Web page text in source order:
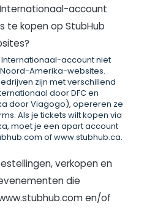
Internationaal-account
te kopen op StubHub
Internationaal-account niet
Amerika-websites.
zijn met verschillend
door DFC en
door Viagogo), opereren ze
Als je tickets wilt kopen via
moet je een apart account
of www.stubhub.ca.
verkopen en
die
en/of